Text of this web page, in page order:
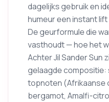
dagelijks gebruik en
humeur een instant
De geurformule die
vasthoudt — hoe het
Achter Jil Sander Sun
gelaagde compositie:
topnoten (Afrikaanse
bergamot, Amalfi-